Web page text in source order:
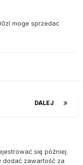
moge sprzedac
DALEJ
się później.
dodać zawartość za